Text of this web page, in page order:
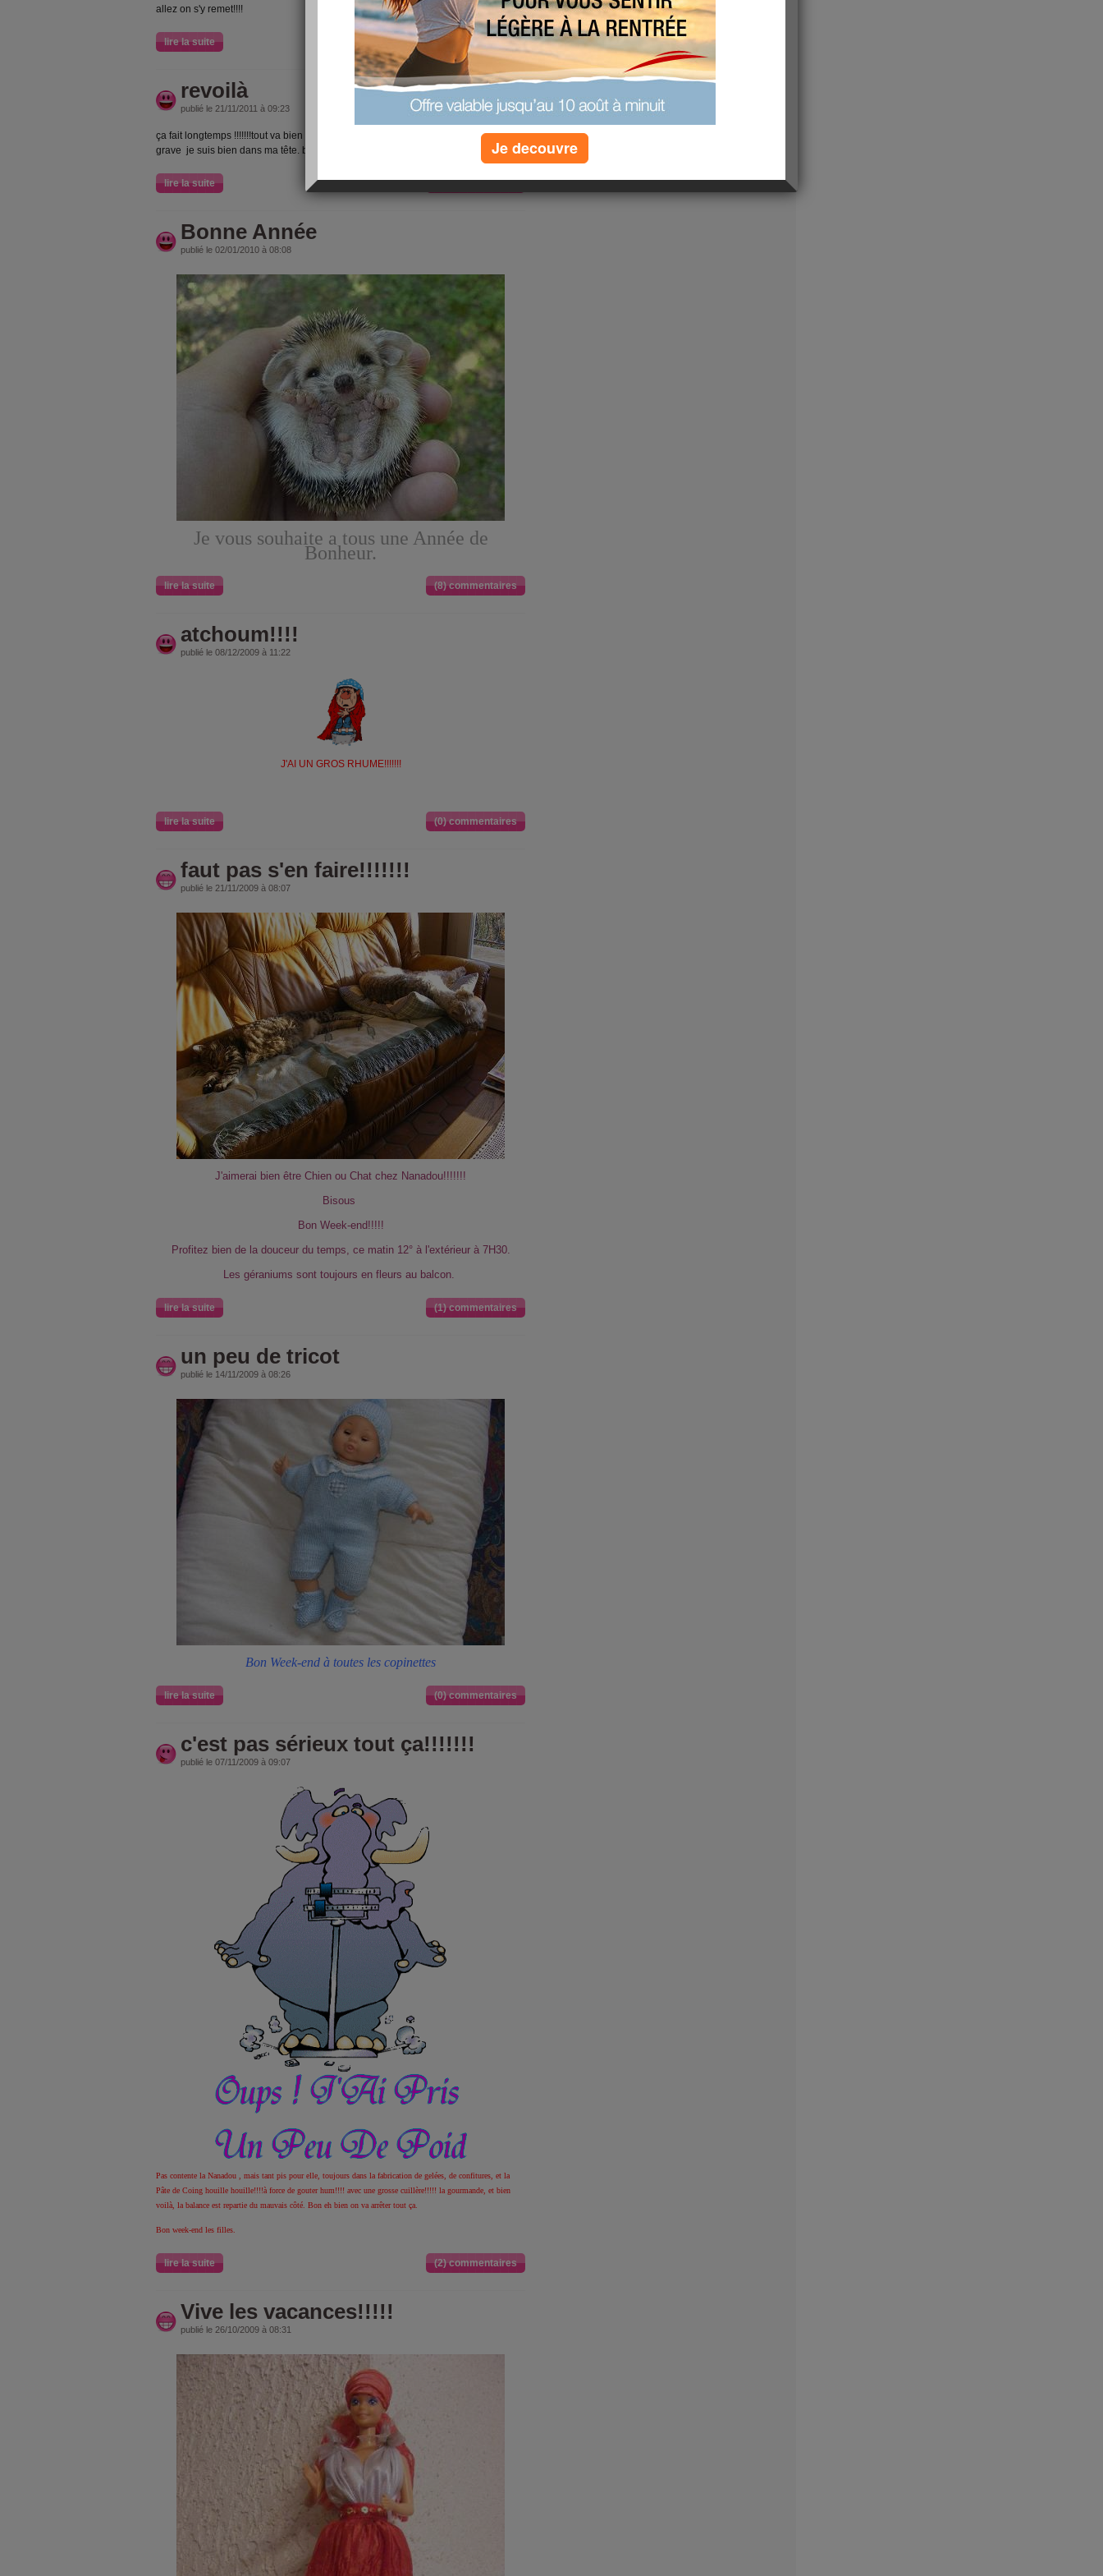
allez on s'y remet!!!!
lire la suite (0) commentaires
revoilà
publié le 21/11/2011 à 09:23
ça fait longtemps !!!!!!!tout va bien sauf pour le poids, hihihi un vrai yoyo!!!! pas
grave je suis bien dans ma tête. bonjour a tous si vous êtes toujours là!!!
lire la suite (2) commentaires
Bonne Année
publié le 02/01/2010 à 08:08
Je vous souhaite a tous une Année de
Bonheur.
lire la suite (8) commentaires
atchoum!!!!
publié le 08/12/2009 à 11:22
J'AI UN GROS RHUME!!!!!!!
lire la suite (0) commentaires
faut pas s'en faire!!!!!!!
publié le 21/11/2009 à 08:07
J'aimerai bien être Chien ou Chat chez Nanadou!!!!!!!
Bisous
Bon Week-end!!!!!
Profitez bien de la douceur du temps, ce matin 12° à l'extérieur à 7H30.
Les géraniums sont toujours en fleurs au balcon.
lire la suite (1) commentaires
un peu de tricot
publié le 14/11/2009 à 08:26
Bon Week-end à toutes les copinettes
lire la suite (0) commentaires
c'est pas sérieux tout ça!!!!!!!
publié le 07/11/2009 à 09:07
Pas contente la Nanadou
, mais tant pis pour elle, toujours dans la fabrication de gelées, de confitures, et la
Pâte de Coing houille houille!!!!à force de gouterhum!!!! avec une grosse cuillère!!!!! la gourmande, et bien
voilà, la balance est repartie du mauvais côté . Bon eh bien on va arrêter tout ça.
Bon week-end les filles.
lire la suite (2) commentaires
Vive les vacances!!!!!
publié le 26/10/2009 à 08:31
Je decouvre